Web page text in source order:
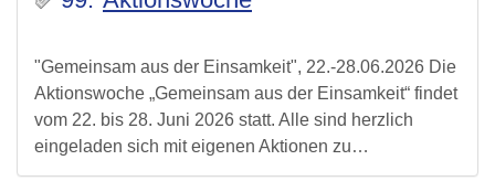
"Gemeinsam aus der Einsamkeit", 22.-28.06.2026 Die
Aktionswoche „Gemeinsam aus der Einsamkeit“ findet
vom 22. bis 28. Juni 2026 statt. Alle sind herzlich
eingeladen sich mit eigenen Aktionen zu…